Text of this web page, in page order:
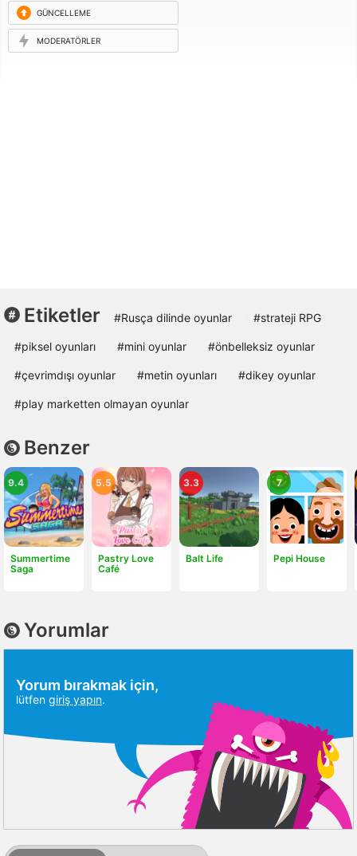
GÜNCELLEME
ISTEĞI
MODERATÖRLER
Etiketler #Rusça dilinde oyunlar #strateji RPG
#piksel oyunları #mini oyunlar #önbelleksiz oyunlar
#çevrimdışı oyunlar #metin oyunları #dikey oyunlar
#play marketten olmayan oyunlar
Benzer
Summertime
Saga
9.4
Pastry Love
Café
5.5
Balt Life
3.3
Pepi House
7
Yorumlar
Yorum bırakmak için,
lütfen giriş yapın.